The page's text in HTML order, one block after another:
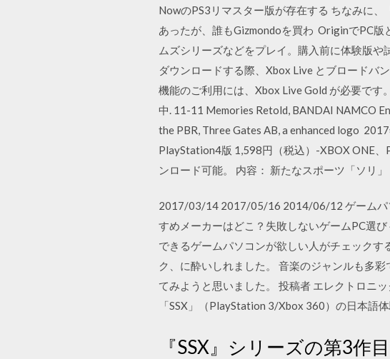
NowのPS3リマスター版が存在する ちなみに
あったが、誰もGizmondoを買わ OriginでPC
ムズシリーズなどをプレイ。購入前に体験版
ダウンロードする際、Xbox Live とブロードバ
機能のご利用には、Xbox Live Gold が必要です
中. 11-11 Memories Retold, BANDAI NAMCO
the PBR, Three Gates AB, a enhanced logo
PlayStation4版 1,598円（税込）-XBOX ONE
ンロード可能。 内容： 新たなスポーツ「ソリ」
2017/03/14 2017/05/16 2014/06/12 ゲームパ
すめメーカーはどこ？失敗しないゲームPC選
できるゲームパソコンが欲しい人がチェックす
ク、に酔いしれました。 音楽のジャンルも多
てみようと思いました。 投稿者 エレクトロニ
「SSX」（PlayStation 3/Xbox 360）の日本語
『SSX』シリーズの第3作